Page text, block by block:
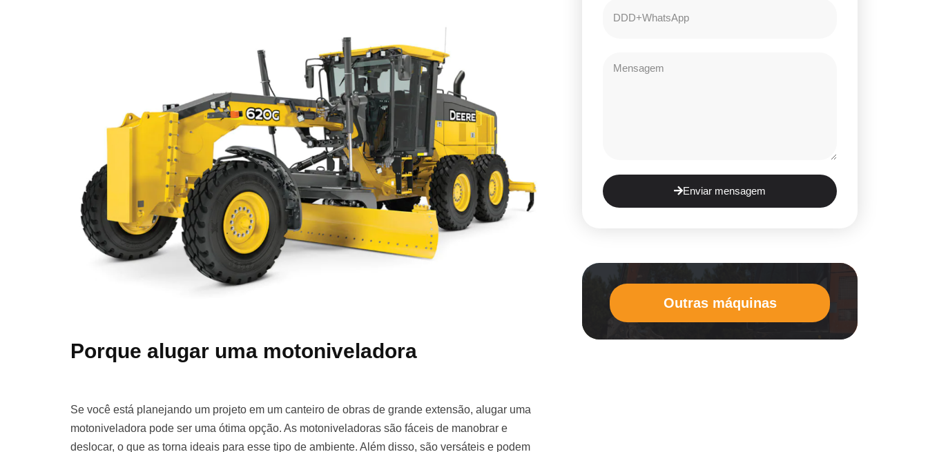
Porque alugar uma motoniveladora
Se você está planejando um projeto em um canteiro de obras de grande extensão, alugar uma
motoniveladora pode ser uma ótima opção. As motoniveladoras são fáceis de manobrar e
deslocar, o que as torna ideais para esse tipo de ambiente. Além disso, são versáteis e podem
Enviar mensagem
Outras máquinas